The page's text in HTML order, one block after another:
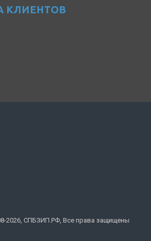
КЛИЕНТОВ
2026, СПБЗИП.РФ, Все права защищены